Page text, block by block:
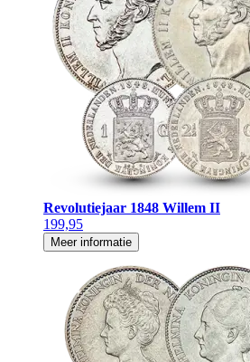
Revolutiejaar 1848 Willem II
199,95
Meer informatie